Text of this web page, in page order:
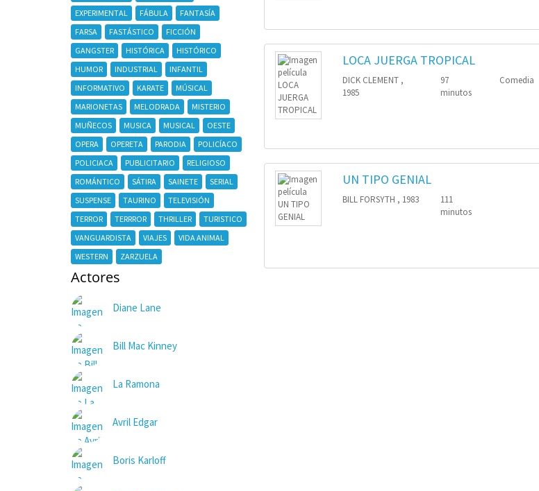
EXPERIMENTAL
FÁBULA
FANTASÍA
FARSA
FASTÁSTICO
FICCIÓN
GANGSTER
HISTÓRICA
HISTÓRICO
HUMOR
INDUSTRIAL
INFANTIL
INFORMATIVO
KARATE
MÚSICAL
MARIONETAS
MELODRADA
MISTERIO
MUÑECOS
MUSICA MUSICAL
OESTE
OPERA
OPERETA PARODIA
POLICÍACO
POLICIACA
PUBLICITARIO
RELIGIOSO
ROMÁNTICO
SÁTIRA SAINETE
SERIAL
SUSPENSE
TAURINO
TELEVISIÓN
TERROR
TERRROR THRILLER
TURISTICO
VANGUARDISTA
VIAJES
VIDA ANIMAL
WESTERN
ZARZUELA
Actores
Diane Lane
Bill Mac Kinney
La Ramona
Avril Edgar
Boris Karloff
LOCA JUERGA TROPICAL
DICK CLEMENT ,
1985
97
minutos
Comedia
UN TIPO GENIAL
BILL FORSYTH , 1983
111
minutos